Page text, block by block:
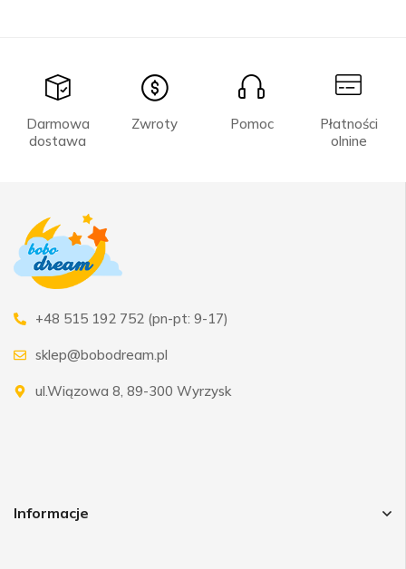
Darmowa
dostawa
Zwroty Pomoc
Płatności
olnine
+48 515 192 752 (pn-pt: 9-17)
sklep@bobodream.pl
ul.Wiązowa 8, 89-300 Wyrzysk
Informacje